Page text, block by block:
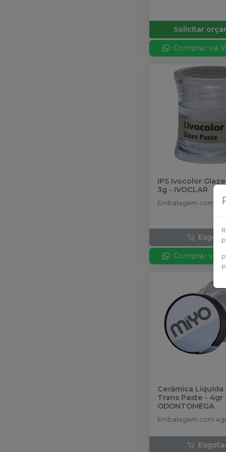
Solicitar
Comprar via
IPS Ivocolor
3g - IVOCLAR
Embalagem com 3g.
Comprar via
Cerâmica Líquida
Trans Paste - 4gr
ODONTOMEGA
Embalagem com